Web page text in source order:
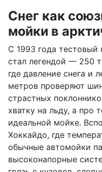
Снег как
мойки в
С 1993 года
стал легендой — 250
где давление снега и
метров проверяют
страстных
хватку на льду, а про
идеальной мойке.
Хоккайдо, где
обычные автомойки
высоконапорные